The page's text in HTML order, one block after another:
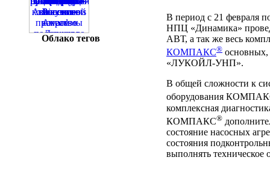
Облако тегов
В период с 21 февраля
НПЦ «Динамика»
АВТ, а так же весь
КОМПАКС® основных,
«ЛУКОЙЛ-УНП».
В общей сложности к
оборудования
комплексная
КОМПАКС®
состояние насосных
состояния
выполнять техническое